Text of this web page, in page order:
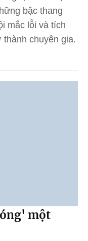
bậc thang
mắc lỗi và tích
thành chuyên gia.
một